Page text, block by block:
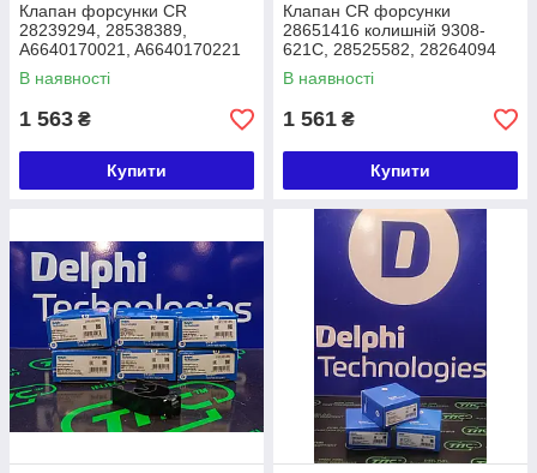
Клапан форсунки CR
28239294, 28538389,
A6640170021, A6640170221
аналог 9308-Z618C, 9308-
621C DELPHI
В наявності
1 563 ₴
Купити
Клапан CR форсунки
28651416 колишній 9308-
621C, 28525582, 28264094
DELPHI Євро 5 / 6
В наявності
1 561 ₴
Купити